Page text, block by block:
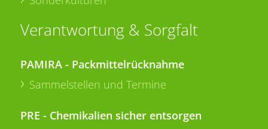
Verantwortung & Sorgfalt
PAMIRA - Packmittelrücknahme
Sammelstellen und Termine
PRE - Chemikalien sicher entsorgen